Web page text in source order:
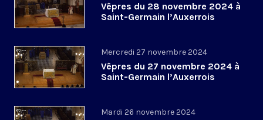
Vêpres du 28 novembre 2024 à
Saint-Germain l’Auxerrois
Mercredi 27 novembre 2024
Vêpres du 27 novembre 2024 à
Saint-Germain l’Auxerrois
Mardi 26 novembre 2024